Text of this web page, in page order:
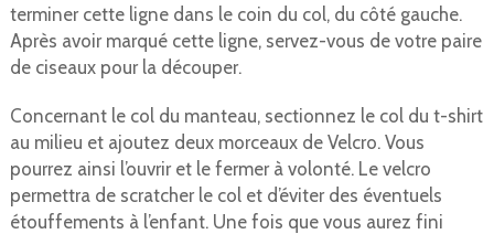
terminer cette ligne dans le coin du col, du côté gauche.
Après avoir marqué cette ligne, servez-vous de votre paire
de ciseaux pour la découper.
Concernant le col du manteau, sectionnez le col du t-shirt
au milieu et ajoutez deux morceaux de Velcro. Vous
pourrez ainsi l’ouvrir et le fermer à volonté. Le velcro
permettra de scratcher le col et d’éviter des éventuels
étouffements à l’enfant. Une fois que vous aurez fini